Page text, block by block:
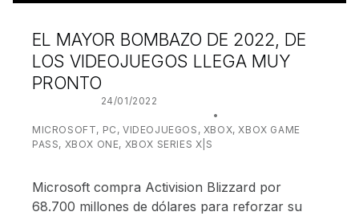
EL MAYOR BOMBAZO DE 2022, DE
LOS VIDEOJUEGOS LLEGA MUY
PRONTO
24/01/2022
MICROSOFT, PC ,VIDEOJUEGOS , XBOX,XBOX GAME
PASS, XBOX ONE, XBOX SERIES X|S
Microsoft compra Activision Blizzard por
68.700 millones de dólares para reforzar su